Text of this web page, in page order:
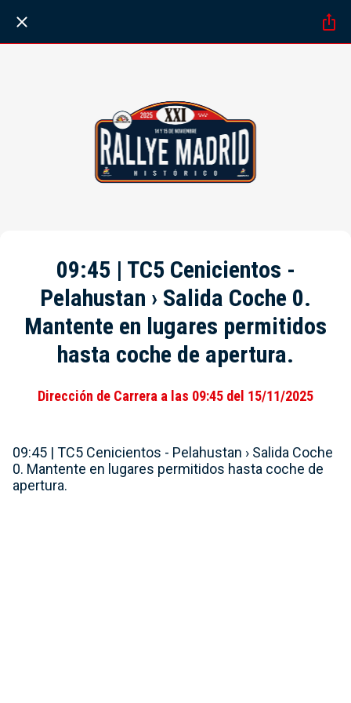
09:45 | TC5 Cenicientos -
Pelahustan › Salida Coche 0.
Mantente en lugares permitidos
hasta coche de apertura.
Dirección de Carrera a las 09:45 del 15/11/2025
09:45 | TC5 Cenicientos - Pelahustan › Salida Coche
0. Mantente en lugares permitidos hasta coche de
apertura.